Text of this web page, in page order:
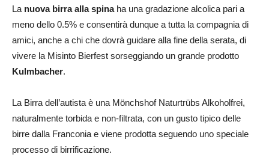
La nuova birra alla spinaha una gradazione alcolica pari a
meno dello 0.5% e consentirà dunque a tutta la compagnia di
amici, anche a chi che dovrà guidare alla fine della serata, di
vivere la Misinto Bierfest sorseggiando un grande prodotto
Kulmbacher.
La Birra dell’autista è una Mönchshof Naturtrübs Alkoholfrei,
naturalmente torbida e non-filtrata, con un gusto tipico delle
birre dalla Franconia e viene prodotta seguendo uno speciale
processo di birrificazione.